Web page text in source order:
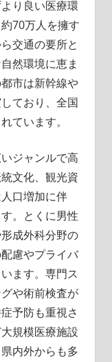
り良い医療環
70万人を擁す
交通の要所と
然環境に恵ま
市は新幹線や
ており、全国
ています。
ジャンルで高
文化、観光資
口増加に伴
。とくに男性
成外科分野の
慮やプライバ
ます。専門ス
や術前検査が
予防も重視さ
規模医療施設
内外からも多